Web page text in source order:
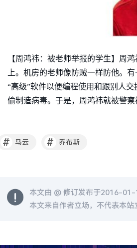
【周鸿祎：被老师举报的学生】周
上。机房的老师像防贼一样防他。
“高级”软件以便编程使用和跟别人
偷制造病毒。于是，周鸿祎就被警察
# 马云 # 乔布斯
本文由 @修订发布于2016-
本文来自作者立场，不代表本